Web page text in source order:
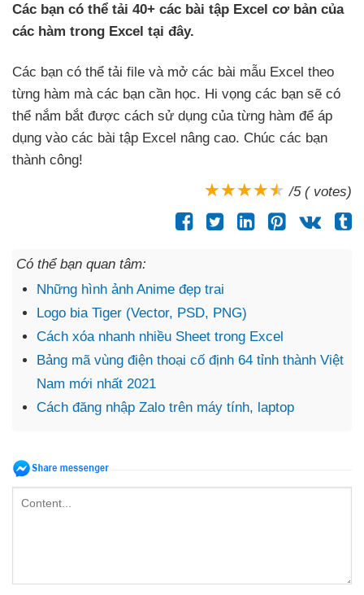
Các bạn có thể tải 40+ các bài tập Excel cơ bản của
các hàm trong Excel tại đây.
Các bạn có thể tải file và mở các bài mẫu Excel theo
từng hàm mà các bạn cần học. Hi vọng các bạn sẽ có
thể nắm bắt được cách sử dụng của từng hàm để áp
dụng vào các bài tập Excel nâng cao. Chúc các bạn
thành công!
/5 ( votes)
Có thể bạn quan tâm:
Những hình ảnh Anime đẹp trai
Logo bia Tiger (Vector, PSD, PNG)
Cách xóa nhanh nhiều Sheet trong Excel
Bảng mã vùng điện thoại cố định 64 tỉnh thành Việt
Nam mới nhất 2021
Cách đăng nhập Zalo trên máy tính, laptop